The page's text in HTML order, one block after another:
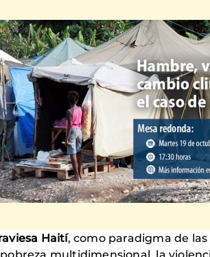
Haití, como paradigma de